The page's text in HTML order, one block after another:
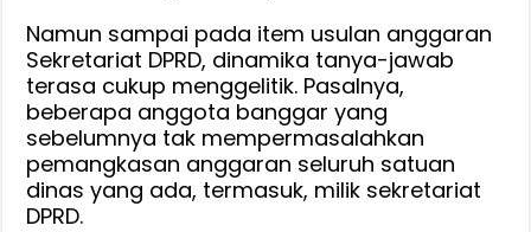
Namun sampai pada item usulan anggaran
Sekretariat DPRD, dinamika tanya-jawab
terasa cukup menggelitik. Pasalnya,
beberapa anggota banggar yang
sebelumnya tak mempermasalahkan
pemangkasan anggaran seluruh satuan
dinas yang ada, termasuk, milik sekretariat
DPRD.